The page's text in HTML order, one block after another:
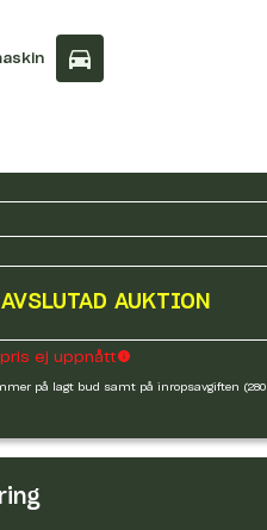
AVSLUTAD AUKTION
ej uppnått
på lagt bud samt på inropsavgiften